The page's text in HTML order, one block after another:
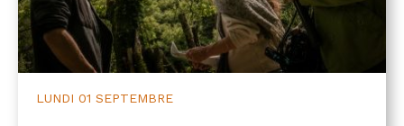
LUNDI 01 SEPTEMBRE